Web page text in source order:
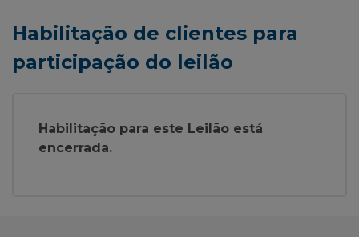
Habilitação de clientes para
participação do leilão
Habilitação para este Leilão está
encerrada.